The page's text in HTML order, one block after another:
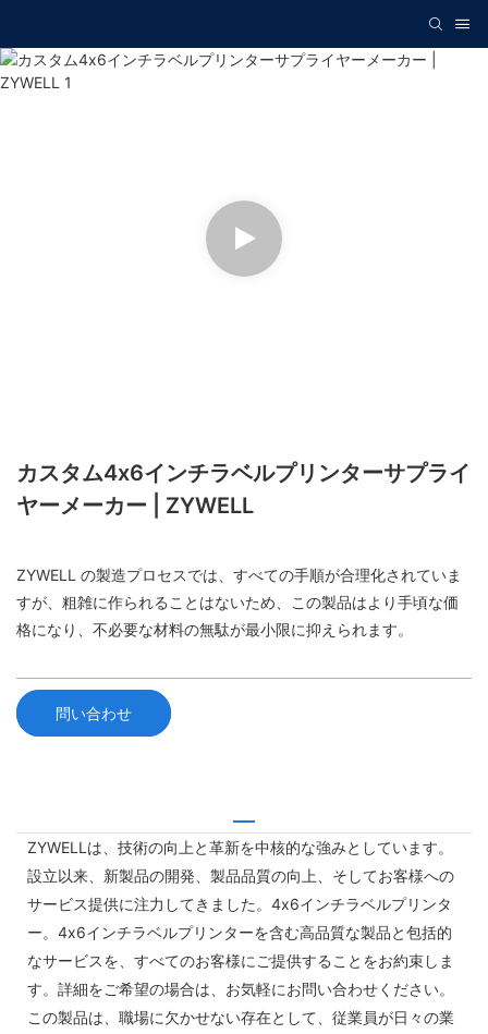
カスタム4x6インチラベルプリンターサプライ
ヤーメーカー | ZYWELL
ZYWELL の製造プロセスでは、すべての手順が合理化されていま
すが、粗雑に作られることはないため、この製品はより手頃な価
格になり、不必要な材料の無駄が最小限に抑えられます。
問い合わせ
ZYWELLは、技術の向上と革新を中核的な強みとしています。
設立以来、新製品の開発、製品品質の向上、そしてお客様への
サービス提供に注力してきました。4x6インチラベルプリンタ
ー。4x6インチラベルプリンターを含む高品質な製品と包括的
なサービスを、すべてのお客様にご提供することをお約束しま
す。詳細をご希望の場合は、お気軽にお問い合わせください。
この製品は、職場に欠かせない存在として、従業員が日々の業